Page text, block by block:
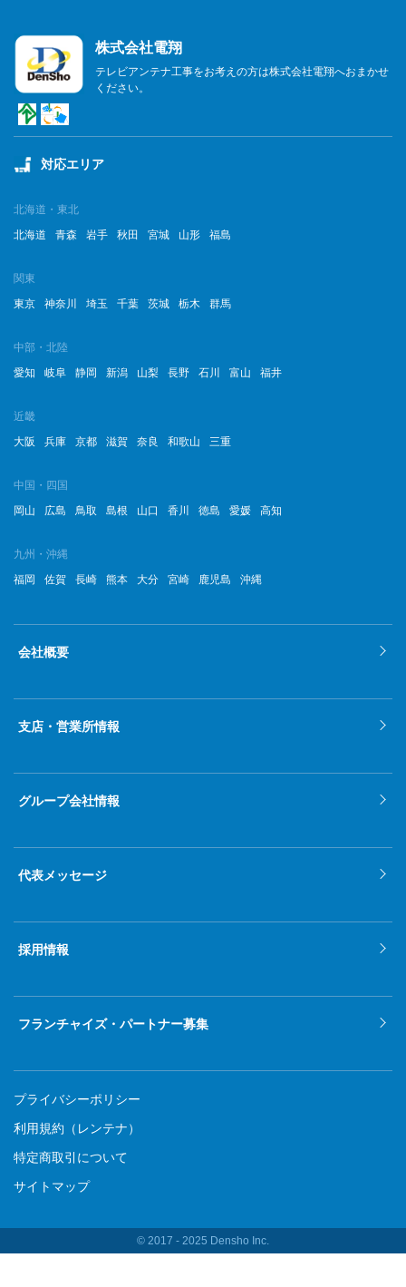
株式会社電翔
テレビアンテナ工事をお考えの方は株式会社電翔へおまかせ
ください。
対応エリア
北海道・東北
北海道
青森 岩手 秋田 宮城 山形 福島
関東
東京
神奈川 埼玉 千葉 茨城 栃木 群馬
中部・北陸
愛知
岐阜 静岡 新潟 山梨 長野 石川 富山 福井
近畿
大阪
兵庫 京都 滋賀 奈良 和歌山 三重
中国・四国
岡山
広島 鳥取 島根 山口 香川 徳島 愛媛 高知
九州・沖縄
福岡
佐賀 長崎 熊本 大分 宮崎 鹿児島 沖縄
会社概要
支店・営業所情報
グループ会社情報
代表メッセージ
採用情報
フランチャイズ・パートナー募集
プライバシーポリシー
利用規約（レンテナ）
特定商取引について
サイトマップ
© 2017 ‐ 2025 Densho Inc.